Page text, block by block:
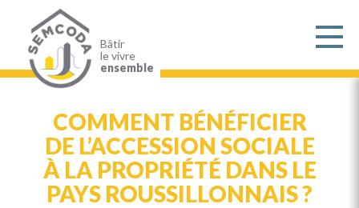
contenu
principal
Bâtir
le vivre
ensemble
COMMENT BÉNÉFICIER
DE L’ACCESSION SOCIALE
À LA PROPRIÉTÉ DANS LE
PAYS ROUSSILLONNAIS ?